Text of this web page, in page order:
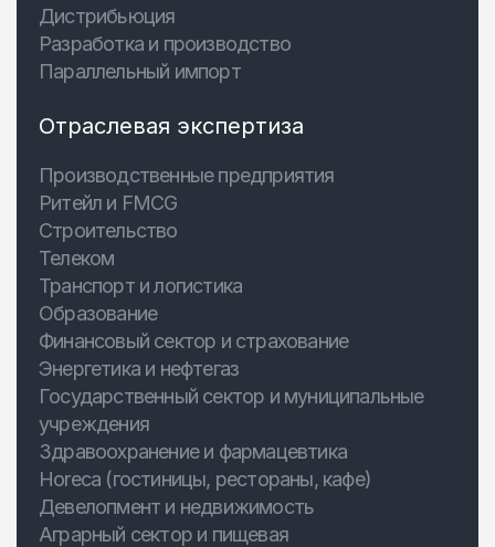
Дистрибьюция
Разработка и производство
Параллельный импорт
Отраслевая экспертиза
Производственные предприятия
Ритейл и FMCG
Строительство
Телеком
Транспорт и логистика
Образование
Финансовый сектор и страхование
Энергетика и нефтегаз
Государственный сектор и муниципальные
учреждения
Здравоохранение и фармацевтика
Horeca (гостиницы, рестораны, кафе)
Девелопмент и недвижимость
Аграрный сектор и пищевая